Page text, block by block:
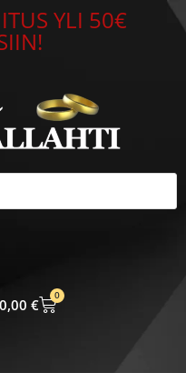
YLI 50€
0,00 €
0
CART